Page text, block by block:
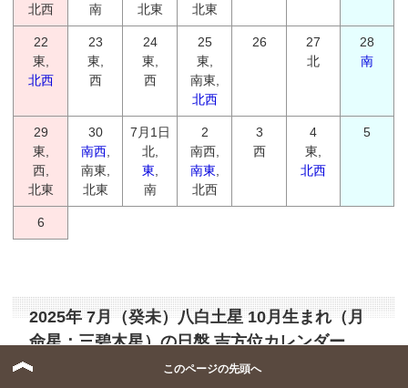
北西
南
北東
北東
22
東,
北西
23
東,
西
24
東,
西
25
東,
南東,
北西
26
27
北
28
南
29
東,
西,
北東
30
南西,
南東,
北東
7月1日
北,
東
南
2
南西,
南東
北西
3
西
4
東,
北西
5
6
2025年 7月（癸未）八白土星 10月生まれ（月
命星：三碧木星）の日盤 吉方位カレンダー
このページの先頭へ